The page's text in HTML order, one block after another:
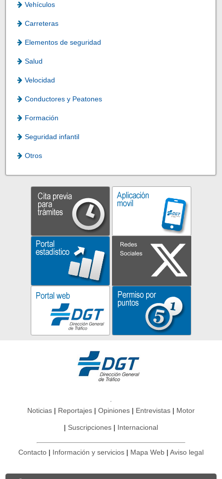
Vehículos
Carreteras
Elementos de seguridad
Salud
Velocidad
Conductores y Peatones
Formación
Seguridad infantil
Otros
Noticias Reportajes Opiniones Entrevistas Motor
Suscripciones Internacional
Contacto Información y servicios Mapa Web Aviso legal